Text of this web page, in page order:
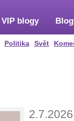
Politika Svět
VIP blogy